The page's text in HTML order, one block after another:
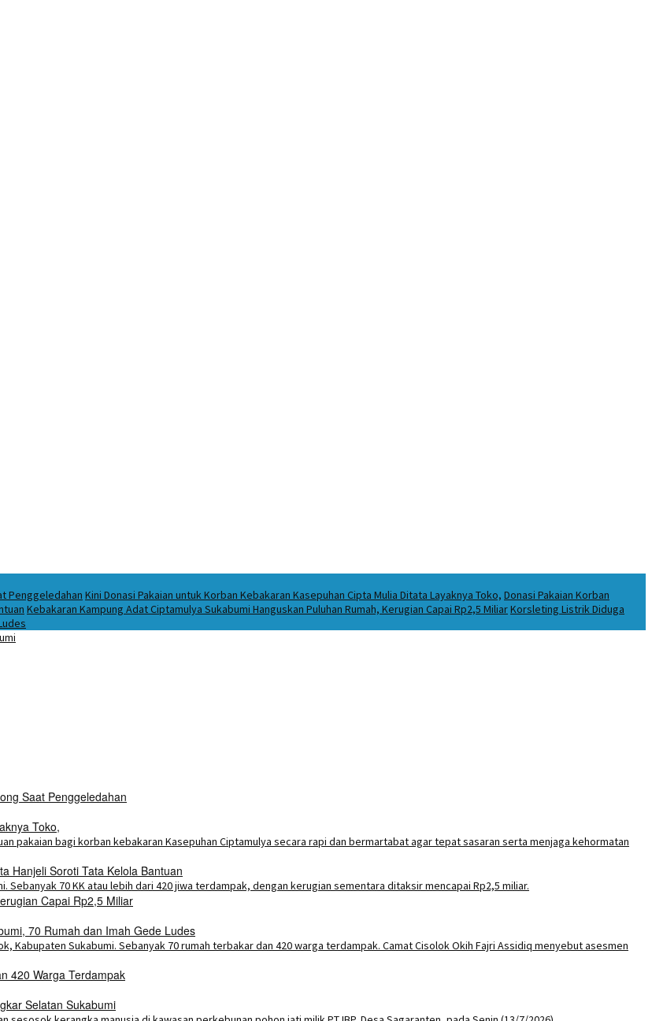
Penggeledahan Kini Donasi Pakaian untuk Korban Kebakaran Kasepuhan Cipta Mulia Ditata Layaknya Toko, Donasi Pakaian Korban
Kebakaran Kampung Adat Ciptamulya Sukabumi Hanguskan Puluhan Rumah, Kerugian Capai Rp2,5 MiliarKorsleting Listrik Diduga
Saat Penggeledahan
Toko,
Hanjeli Soroti Tata Kelola Bantuan
Capai Rp2,5 Miliar
70 Rumah dan Imah Gede Ludes
420 Warga Terdampak
Selatan Sukabumi